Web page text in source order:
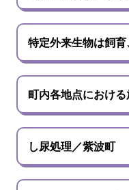
特定外来生物は飼
町内各地点におけ
し尿処理／紫波町